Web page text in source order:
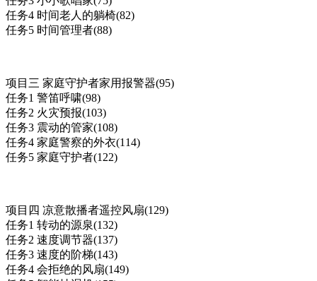
任务4 时间老人的躺椅(82)
任务5 时间管理者(88)
项目三 家庭守护者家用报警器(95)
任务1 警笛呼啸(98)
任务2 火灾预报(103)
任务3 震动的管家(108)
任务4 家庭警察的外衣(114)
任务5 家庭守护者(122)
项目四 凉意散播者遥控风扇(129)
任务1 转动的源泉(132)
任务2 速度调节器(137)
任务3 速度的阶梯(143)
任务4 会拒绝的风扇(149)